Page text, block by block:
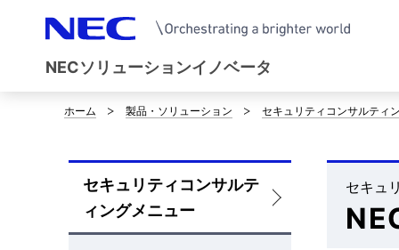
NECソリューションイノベータ
サ
イ
ト
ホーム 製品・ソリューション セキュリティコンサルティ
ロ
ー
セキュリティコンサルテ
ィングメニュー
セキュ